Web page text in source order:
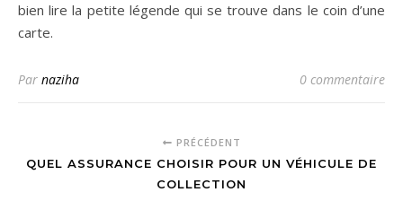
bien lire la petite légende qui se trouve dans le coin d’une
carte.
Par naziha 0 commentaire
PRÉCÉDENT
QUEL ASSURANCE CHOISIR POUR UN VÉHICULE DE
COLLECTION